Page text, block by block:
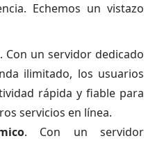
Echemos un vistazo
. Con un servidor dedicado
ilimitado, los usuarios
rápida y fiable para
servicios en línea.
. Con un servidor